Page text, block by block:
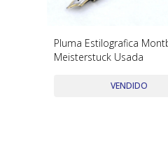
Pluma Estilografica
Meisterstuck Usada
VENDIDO